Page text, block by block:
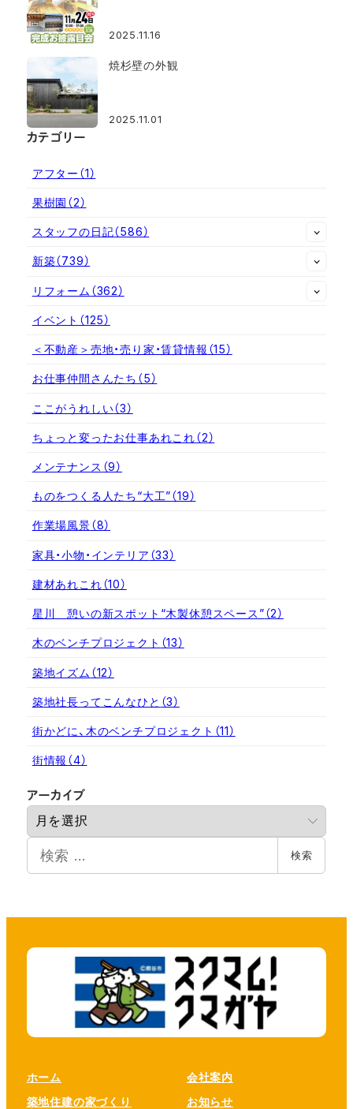
2025.11.16
焼杉壁の外観
2025.11.01
カテゴリー
アフター （1）
果樹園 （2）
スタッフの日記（586）
新築（739）
リフォーム （362）
イベント （125）
＜不動産＞売地・売り家・賃貸情報 （15）
お仕事仲間さんたち （5）
ここがうれしい（3）
ちょっと変ったお仕事あれこれ（2）
メンテナンス （9）
ものをつくる人たち“大工”（19）
作業場風景（8）
家具・小物・インテリア （33）
建材あれこれ（10）
星川 憩いの新スポット“木製休憩スペース”（2）
木のベンチプロジェクト （13）
築地イズム （12）
築地社長ってこんなひと （3）
街かどに、木のベンチプロジェクト （11）
街情報 （4）
アーカイブ
カ
検索
ホーム
築地住建の家づくり
会社案内
お知らせ